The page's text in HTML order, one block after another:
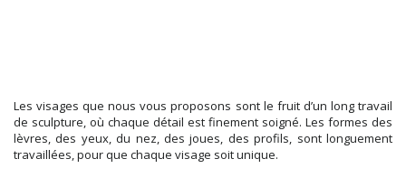
Les visages que nous vous proposons sont le fruit d’un long travail
de sculpture, où chaque détail est finement soigné. Les formes des
lèvres, des yeux, du nez, des joues, des profils, sont longuement
travaillées, pour que chaque visage soit unique.